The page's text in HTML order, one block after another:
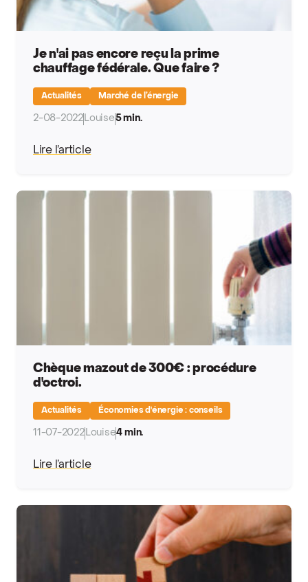
Je n'ai pas encore reçu la prime
chauffage fédérale. Que faire ?
Actualités Marché de l’énergie
2-08-2022 Louise5 min.
Lire l’article
Chèque mazout de 300€ : procédure
d'octroi.
Actualités Économies d'énergie : conseils
11-07-2022 Louise4 min.
Lire l’article